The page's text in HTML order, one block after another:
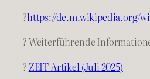
?https://de.m.wikipedia.org/
? Weiterführende
? ZEIT-Artikel (Juli 2025)